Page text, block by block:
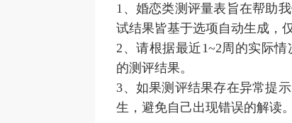
1、婚恋类测评量表旨在帮助
试结果皆基于选项自动生成，
2、请根据最近1~2周的实际
的测评结果。
3、如果测评结果存在异常提
生，避免自己出现错误的解读。